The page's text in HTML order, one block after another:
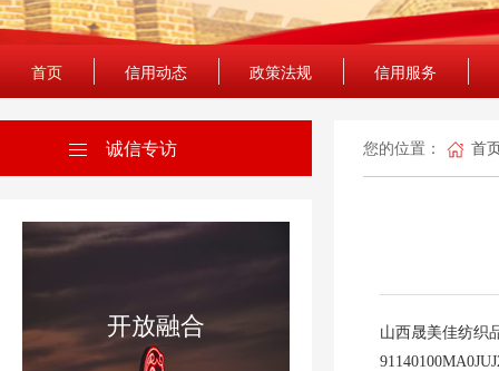
首页 信用动态 政策法规 信用服务
诚信专访
开放融合
您的位置： 首
山西晟美佳纺织